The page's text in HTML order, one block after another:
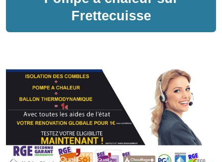
Frettecuisse